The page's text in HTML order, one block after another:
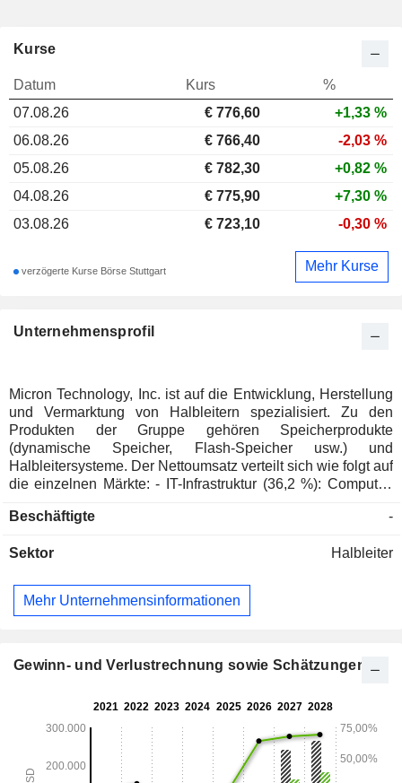
Unternehmensprofil
Micron Technology, Inc. ist auf die Entwicklung, Herstellung
und Vermarktung von Halbleitern spezialisiert. Zu den
Produkten der Gruppe gehören Speicherprodukte
(dynamische Speicher, Flash-Speicher usw.) und
Halbleitersysteme. Der Nettoumsatz verteilt sich wie folgt auf
die einzelnen Märkte: - IT-Infrastruktur (36,2 %): Computer,
Telefone und mobile Geräte (31,7 %): Smartphones, Tablets
hauptsächlich feste und Wechseldatenträger; - Sonstiges
Unterhaltungselektronik- sowie Industriemärkte. Zum
28.08.2025 verfügt die Gruppe über 14 Produktionsstätten
Hongkong (3 %), Japan (2,4 %), Asien/Pazifik (5,1 %),
Beschäftigte -
Sektor Halbleiter
Mehr Unternehmensinformationen
Kurse
Datum Kurs
%
07.08.26
€ 776,60
+1,33 %
06.08.26
€ 766,40
-2,03 %
05.08.26
€ 782,30
+0,82 %
04.08.26
€ 775,90
+7,30 %
03.08.26
€ 723,10 -0,30 %
verzögerte Kurse Börse Stuttgart Mehr Kurse
Gewinn- und Verlustrechnung sowie Schätzungen